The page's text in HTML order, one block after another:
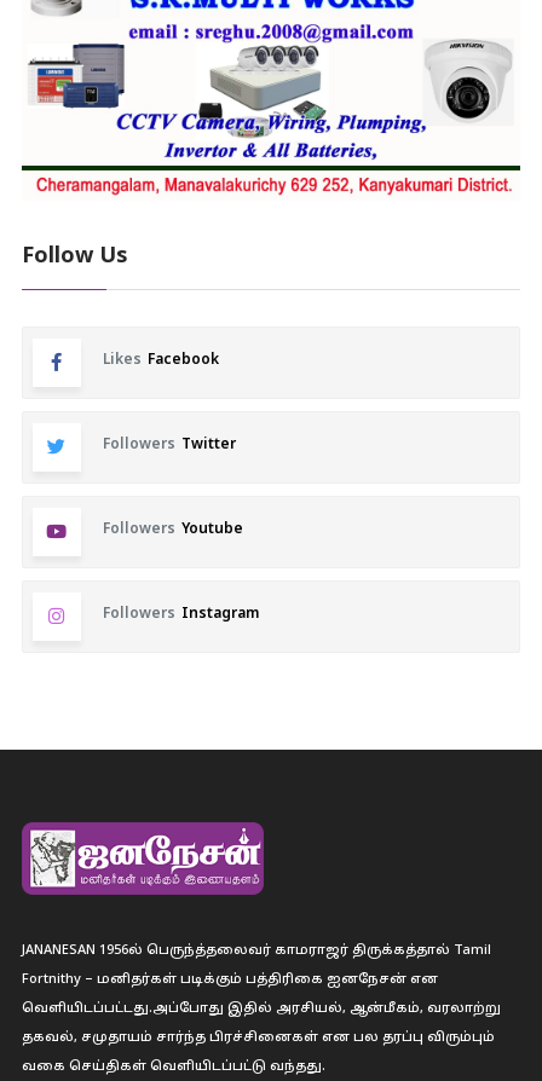
Follow Us
Likes Facebook
Followers Twitter
Followers Youtube
Followers Instagram
JANANESAN 1956ல் பெருந்த்தலைவர் காமராஜர் திருக்கத்தால் Tamil
Fortnithy – மனிதர்கள் படிக்கும் பத்திரிகை ஐனநேசன் என
வெளியிடப்பட்டது.அப்போது இதில் அரசியல், ஆன்மீகம், வரலாற்று
தகவல், சமுதாயம் சார்ந்த பிரச்சினைகள் என பல தரப்பு விரும்பும்
வகை செய்திகள் வெளியிடப்பட்டு வந்தது.